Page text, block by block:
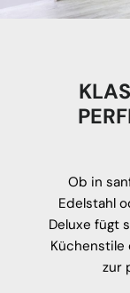
Ob in
Edelstahl
Deluxe fügt
zur